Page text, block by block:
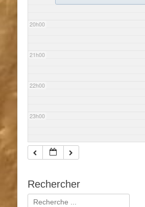
20h00
21h00
22h00
23h00
Rechercher
Rechercher :